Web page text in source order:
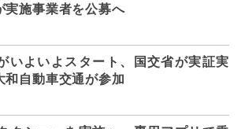
実施事業者を公募へ
いよいよスタート、国交省が実証実
和自動車交通が参加